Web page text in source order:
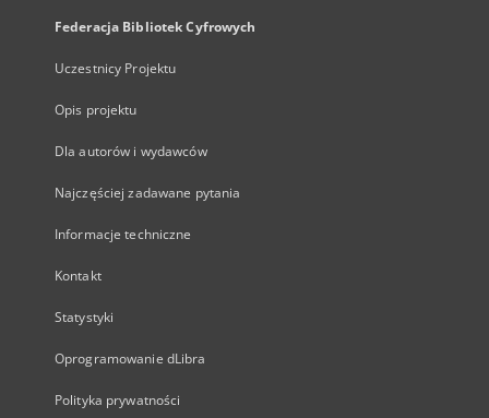
Federacja Bibliotek Cyfrowych
Uczestnicy Projektu
Opis projektu
Dla autorów i wydawców
Najczęściej zadawane pytania
Informacje techniczne
Kontakt
Statystyki
Oprogramowanie dLibra
Polityka prywatności